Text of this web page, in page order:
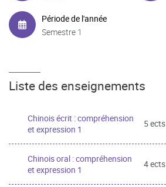
Période de l'année
Semestre 1
Liste des enseignements
Chinois écrit : compréhension
et expression 1
5 ects
Chinois oral : compréhension
et expression 1
4 ects